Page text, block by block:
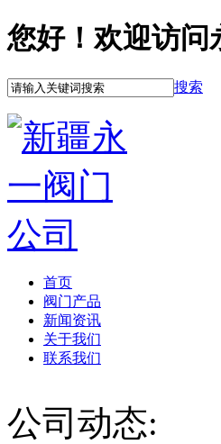
您好！欢迎访问
搜索
首页
阀门产品
新闻资讯
关于我们
联系我们
公司动态: